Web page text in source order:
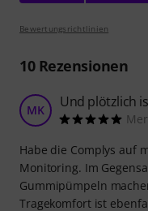
Bewertungsrichtlinien
10Rezensionen
MK Und plötzlich
Habe die Complys auf
Monitoring. Im
Gummipümpeln
Tragekomfort ist